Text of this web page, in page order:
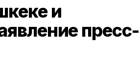
и
пресс-